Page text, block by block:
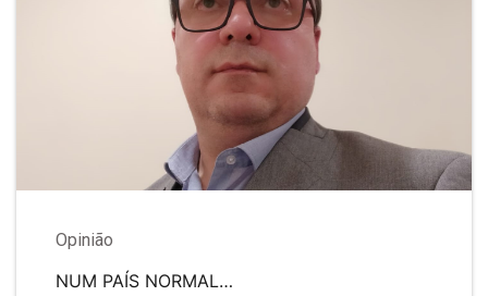
Opinião
NUM PAÍS NORMAL…